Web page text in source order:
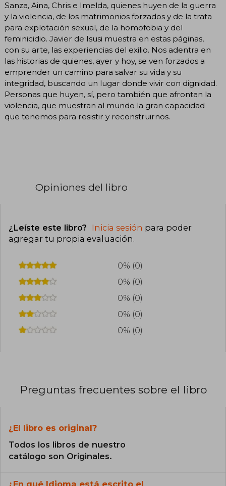
Sanza, Aina, Chris e Imelda, quienes huyen de la guerra
y la violencia, de los matrimonios forzados y de la trata
para explotación sexual, de la homofobia y del
feminicidio. Javier de Isusi muestra en estas páginas,
con su arte, las experiencias del exilio. Nos adentra en
las historias de quienes, ayer y hoy, se ven forzados a
emprender un camino para salvar su vida y su
integridad, buscando un lugar donde vivir con dignidad.
Personas que huyen, sí, pero también que afrontan la
violencia, que muestran al mundo la gran capacidad
que tenemos para resistir y reconstruirnos.
Opiniones del libro
¿Leíste este libro? Inicia sesión para poder
agregar tu propia evaluación.
0% (0)
0% (0)
0% (0)
0% (0)
0% (0)
Preguntas frecuentes sobre el libro
¿El libro es original?
Todos los libros de nuestro
catálogo son Originales.